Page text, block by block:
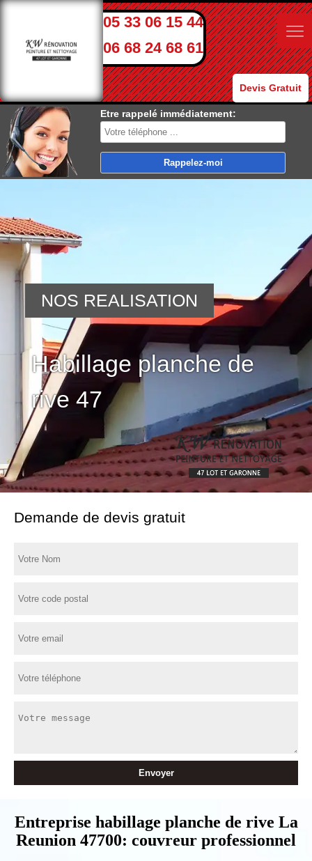
05 33 06 15 44
06 68 24 68 61
Devis Gratuit
Etre rappelé immédiatement:
Habillage planche de
rive 47
NOS REALISATION
Demande de devis gratuit
Entreprise habillage planche de rive La
Reunion 47700: couvreur professionnel